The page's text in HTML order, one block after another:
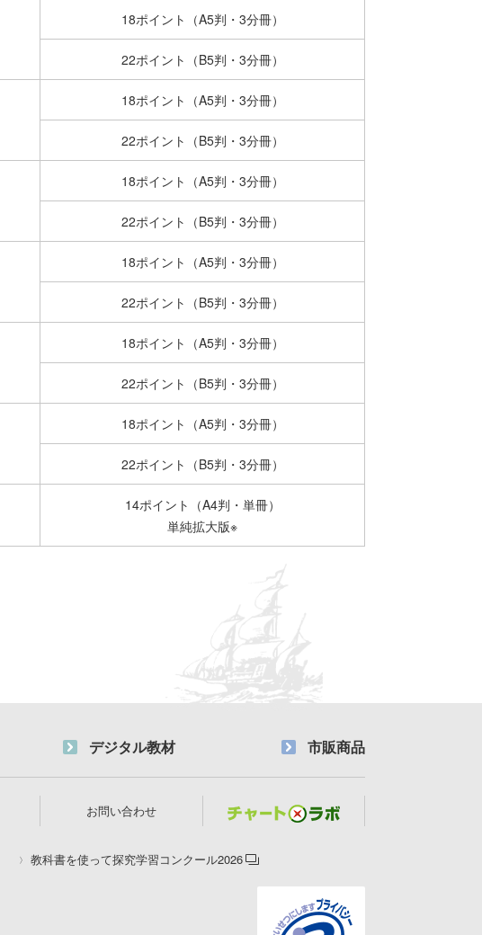
18ポイント（A5判・3分冊）
22ポイント（B5判・3分冊）
18ポイント（A5判・3分冊）
22ポイント（B5判・3分冊）
18ポイント（A5判・3分冊）
22ポイント（B5判・3分冊）
18ポイント（A5判・3分冊）
22ポイント（B5判・3分冊）
18ポイント（A5判・3分冊）
22ポイント（B5判・3分冊）
18ポイント（A5判・3分冊）
22ポイント（B5判・3分冊）
14ポイント（A4判・単冊）
単純拡大版※
デジタル教材 市販商品
お問い合わせ
教科書を使って探究学習コンクール2026